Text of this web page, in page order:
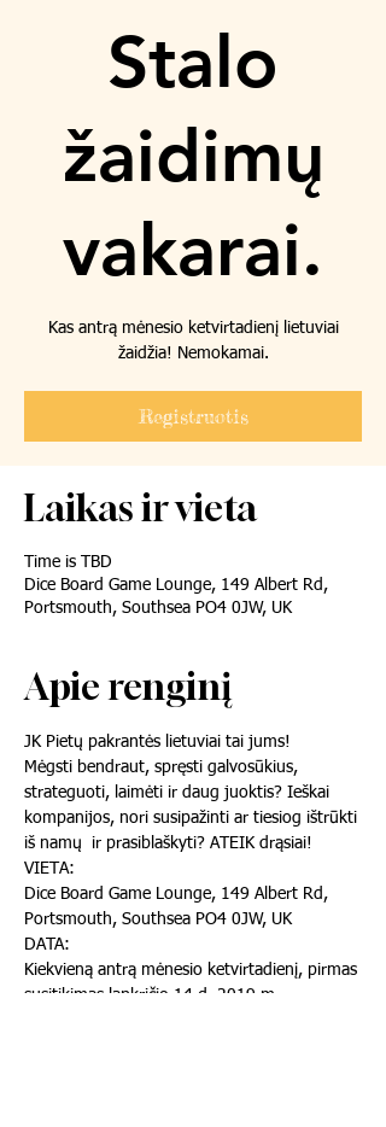
Stalo
žaidimų
vakarai.
Kas antrą mėnesio ketvirtadienį lietuviai
žaidžia! Nemokamai.
Registruotis
Laikas ir vieta
Time is TBD
Dice Board Game Lounge, 149 Albert Rd,
Portsmouth, Southsea PO4 0JW, UK
Apie renginį
JK Pietų pakrantės lietuviai tai jums!
Mėgsti bendraut, spręsti galvosūkius,
strateguoti, laimėti ir daug juoktis? Ieškai
kompanijos, nori susipažinti ar tiesiog ištrūkti
iš namų  ir prasiblaškyti? ATEIK drąsiai!
VIETA:
Dice Board Game Lounge, 149 Albert Rd,
Portsmouth, Southsea PO4 0JW, UK
DATA:
Kiekvieną antrą mėnesio ketvirtadienį, pirmas
susitikimas lapkričio 14 d. 2019 m.